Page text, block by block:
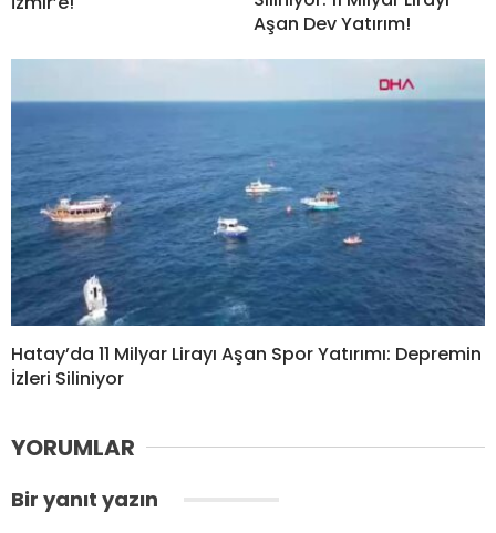
Aşan Dev Yatırım!
Hatay’da 11 Milyar Lirayı Aşan Spor Yatırımı: Depremin
İzleri Siliniyor
YORUMLAR
Bir yanıt yazın